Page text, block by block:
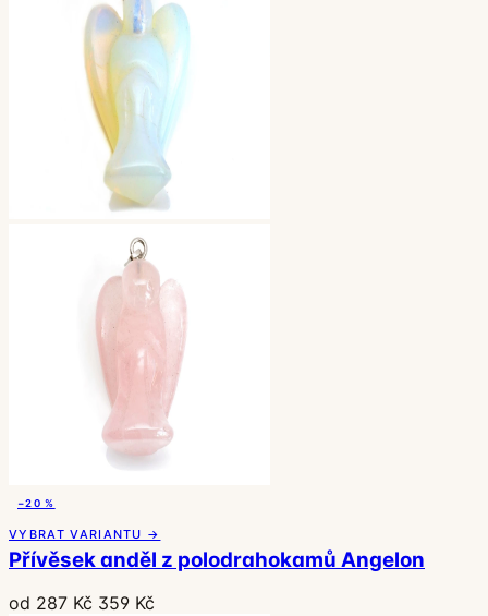
−20 %
VYBRAT VARIANTU →
Přívěsek anděl z polodrahokamů Angelon
od 287 Kč 359 Kč